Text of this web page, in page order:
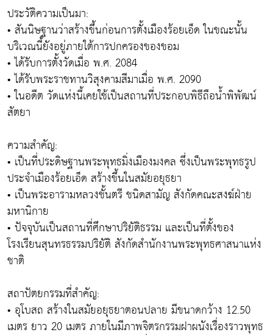
ประวัติความเป็นมา:
• สันนิษฐานว่าสร้างขึ้นก่อนการตั้งเมืองร้อยเอ็ด ในขณะนั้น
บริเวณนี้ยังอยู่ภายใต้การปกครองของขอม
• ได้รับการตั้งวัดเมื่อ พ.ศ. 2084
• ได้รับพระราชทานวิสุงคามสีมาเมื่อ พ.ศ. 2090
• ในอดีต วัดแห่งนี้เคยใช้เป็นสถานที่ประกอบพิธีถือน้ำพิพัฒน์
สัตยา
ความสำคัญ:
• เป็นที่ประดิษฐานพระพุทธมิ่งเมืองมงคล ซึ่งเป็นพระพุทธรูป
ประจำเมืองร้อยเอ็ด สร้างขึ้นในสมัยอยุธยา
• เป็นพระอารามหลวงชั้นตรี ชนิดสามัญ สังกัดคณะสงฆ์ฝ่าย
มหานิกาย
• ปัจจุบันเป็นสถานที่ศึกษาปริยัติธรรม และเป็นที่ตั้งของ
โรงเรียนสุนทรธรรมปริยัติ สังกัดสำนักงานพระพุทธศาสนาแห่ง
ชาติ
สถาปัตยกรรมที่สำคัญ:
• อุโบสถ สร้างในสมัยอยุธยาตอนปลาย มีขนาดกว้าง 12.50
เมตร ยาว 20 เมตร ภายในมีภาพจิตรกรรมฝาผนังเรื่องราวพุทธ